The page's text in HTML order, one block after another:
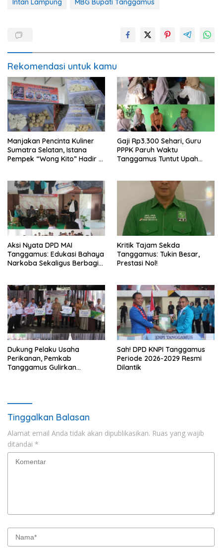
Intan Lampung MBG Bupati Tanggamus
Rekomendasi untuk kamu
Manjakan Pencinta Kuliner
Sumatra Selatan, Istana
Pempek “Wong Kito” Hadir di
Gaji Rp3.300 Sehari, Guru
PPPK Paruh Waktu
Tanggamus Tuntut Upah
Aksi Nyata DPD MAI
Tanggamus: Edukasi Bahaya
Narkoba Sekaligus Berbagi
Kritik Tajam Sekda
Tanggamus: Tukin Besar,
Prestasi Nol!
Dukung Pelaku Usaha
Perikanan, Pemkab
Tanggamus Gulirkan
Sah! DPD KNPI Tanggamus
Periode 2026-2029 Resmi
Dilantik
Tinggalkan Balasan
Alamat email Anda tidak akan dipublikasikan. Ruas yang wajib
ditandai *